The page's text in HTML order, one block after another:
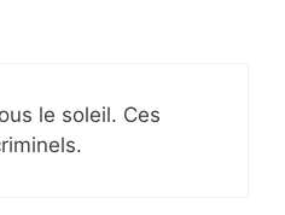
le soleil. Ces